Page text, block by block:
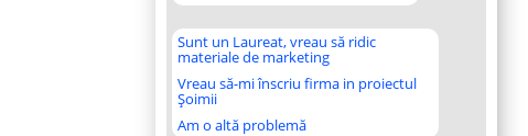
Sunt un Laureat, vreau să ridic
materiale de marketing
Vreau să-mi înscriu firma in proiectul
Șoimii
Am o altă problemă